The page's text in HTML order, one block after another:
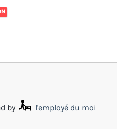
by l'employé du moi